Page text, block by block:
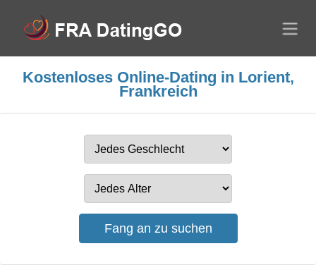
Kostenloses Online-Dating in Lorient,
Frankreich